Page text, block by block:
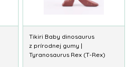
Tikiri Baby dinosaurus
z prírodnej gumy |
Tyranosaurus Rex (T-Rex)